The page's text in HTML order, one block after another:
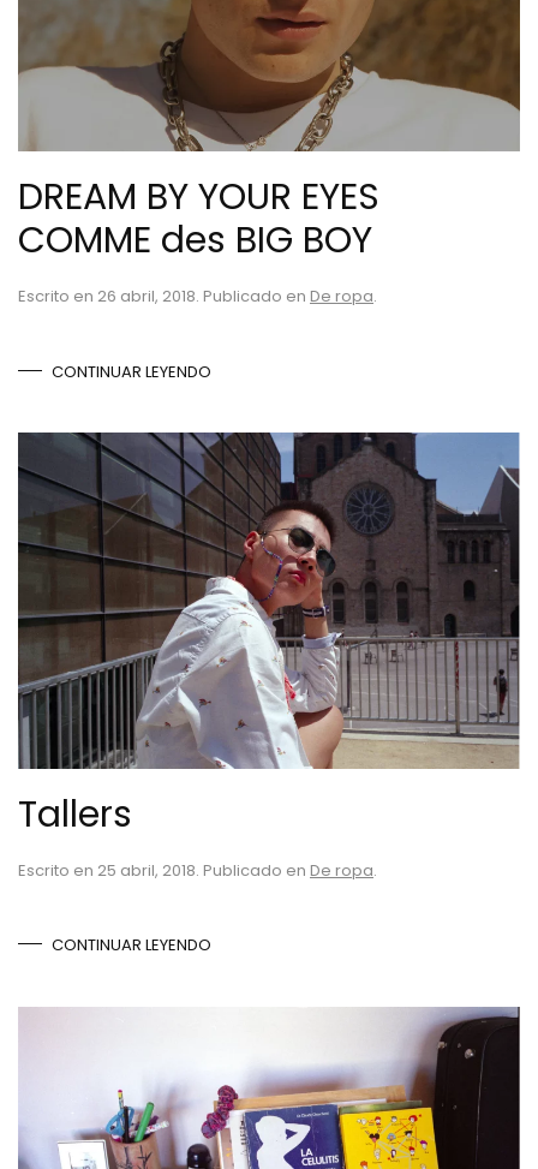
DREAM BY YOUR EYES
COMME des BIG BOY
Escrito en 26 abril, 2018. Publicado en De ropa.
CONTINUAR LEYENDO
Tallers
Escrito en 25 abril, 2018. Publicado en De ropa.
CONTINUAR LEYENDO